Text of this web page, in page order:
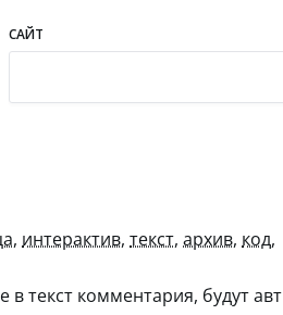
САЙТ
, интерактив, текст, архив, код,
текст комментария, будут авт